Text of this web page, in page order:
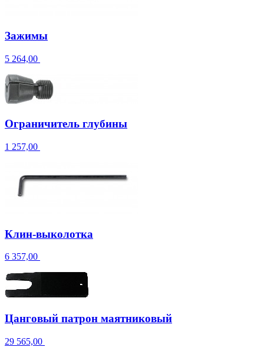
Зажимы
5 264,00
Ограничитель глубины
1 257,00
Клин-выколотка
6 357,00
Цанговый патрон маятниковый
29 565,00